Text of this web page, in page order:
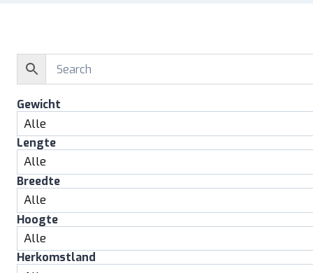
Gewicht
Lengte
Breedte
Hoogte
Herkomstland